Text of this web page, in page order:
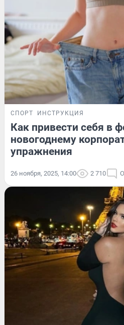
СПОРТ ИНСТРУКЦИЯ
Как привести себя в
новогоднему
упражнения
26 ноября, 2025, 14:00 2 710